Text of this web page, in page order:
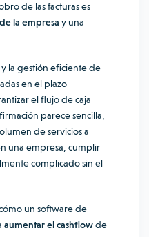
de las facturas es
la empresa y una
la gestión eficiente de
en el plazo
el flujo de caja
parece sencilla,
de servicios a
una empresa, cumplir
complicado sin el
un software de
aumentar el cashflowde